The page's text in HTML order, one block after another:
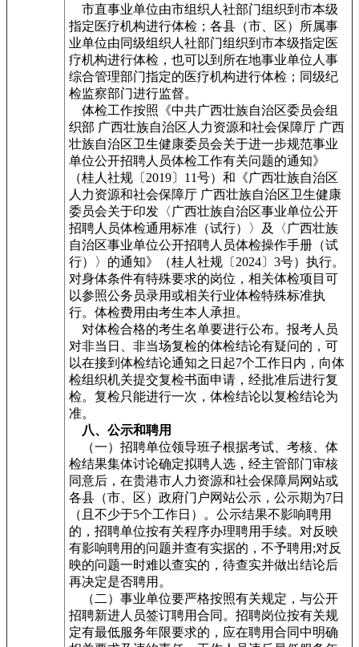
市直事业单位由市组织人社部门组织到市本级
指定医疗机构进行体检；各县（市、区）所属事
业单位由同级组织人社部门组织到市本级指定医
疗机构进行体检，也可以到所在地事业单位人事
综合管理部门指定的医疗机构进行体检；同级纪
检监察部门进行监督。
体检工作按照《中共广西壮族自治区委员会组
织部 广西壮族自治区人力资源和社会保障厅 广西
壮族自治区卫生健康委员会关于进一步规范事业
单位公开招聘人员体检工作有关问题的通知》
（桂人社规〔2019〕11号）和《广西壮族自治区
人力资源和社会保障厅 广西壮族自治区卫生健康
委员会关于印发〈广西壮族自治区事业单位公开
招聘人员体检通用标准（试行）〉及〈广西壮族
自治区事业单位公开招聘人员体检操作手册（试
行）〉的通知》（桂人社规〔2024〕3号）执行。
对身体条件有特殊要求的岗位，相关体检项目可
以参照公务员录用或相关行业体检特殊标准执
行。体检费用由考生本人承担。
对体检合格的考生名单要进行公布。报考人员
对非当日、非当场复检的体检结论有疑问的，可
以在接到体检结论通知之日起7个工作日内，向体
检组织机关提交复检书面申请，经批准后进行复
检。复检只能进行一次，体检结论以复检结论为
准。
八、公示和聘用
（一）招聘单位领导班子根据考试、考核、体
检结果集体讨论确定拟聘人选，经主管部门审核
同意后，在贵港市人力资源和社会保障局网站或
各县（市、区）政府门户网站公示，公示期为7日
（且不少于5个工作日）。公示结果不影响聘用
的，招聘单位按有关程序办理聘用手续。对反映
有影响聘用的问题并查有实据的，不予聘用;对反
映的问题一时难以查实的，待查实并做出结论后
再决定是否聘用。
（二）事业单位要严格按照有关规定，与公开
招聘新进人员签订聘用合同。招聘岗位按有关规
定有最低服务年限要求的，应在聘用合同中明确